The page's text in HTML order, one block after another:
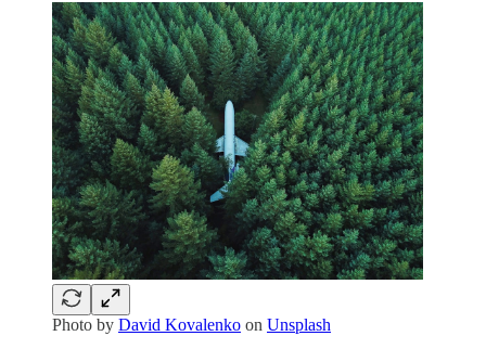
Photo by David Kovalenko on Unsplash